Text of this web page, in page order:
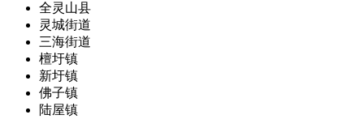
全灵山县
灵城街道
三海街道
檀圩镇
新圩镇
佛子镇
陆屋镇